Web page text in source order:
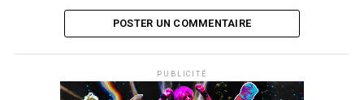
POSTER UN COMMENTAIRE
PUBLICITÉ